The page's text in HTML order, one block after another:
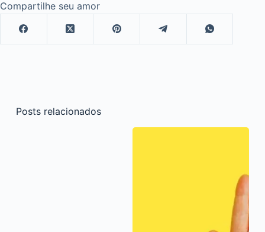
Compartilhe seu amor
Posts relacionados